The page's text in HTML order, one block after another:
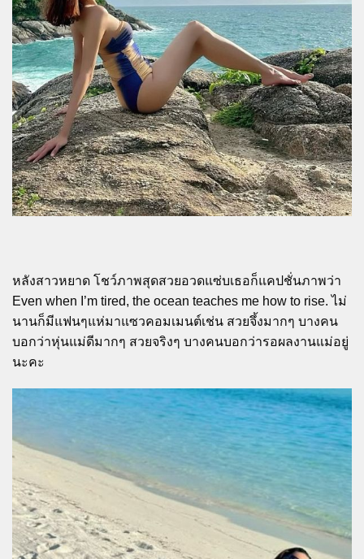
หลังสาวหยาด โชว์ภาพสุดสวยอวดแซ่บเธอก็แคปชั่นภาพว่า
Even when I’m tired, the ocean teaches me how to rise. ไม่
นานก็มีแฟนๆแห่มาแซวคอมเมนต์เช่น สวยจึ้งมากๆ บางคน
บอกว่าหุ่นแม่ดีมากๆ สวยจริงๆ บางคนบอกว่ารอผลงานแม่อยู่
นะคะ